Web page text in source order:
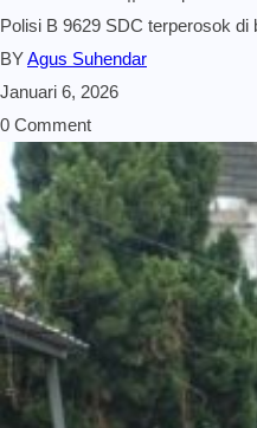
Polisi B 9629 SDC terperosok di
BYAgus Suhendar
Januari 6, 2026
0 Comment